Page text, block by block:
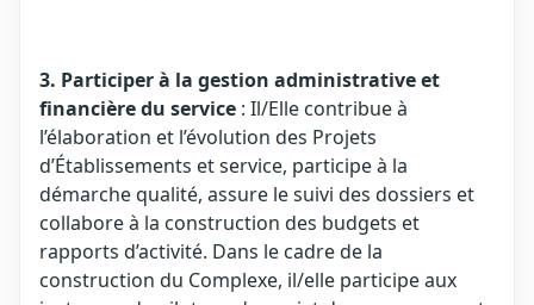
3. Participer à la gestion administrative et
financière du service : Il/Elle contribue à
l’élaboration et l’évolution des Projets
d’Établissements et service, participe à la
démarche qualité, assure le suivi des dossiers et
collabore à la construction des budgets et
rapports d’activité. Dans le cadre de la
construction du Complexe, il/elle participe aux